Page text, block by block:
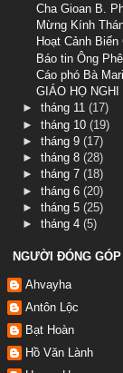
Cha Gioan B.
Mừng Kính
Hoạt Cảnh
Báo tin Ông
Cáo phó Bà
GIÁO HỌ
► tháng 11 (17)
► tháng 10 (19)
► tháng 9 (17)
► tháng 8 (28)
► tháng 7 (18)
► tháng 6 (20)
► tháng 5 (25)
► tháng 4 (5)
NGƯỜI ĐÓNG
Ahvayha
Antôn Lộc
Bạt Hoàn
Hồ Văn Lành